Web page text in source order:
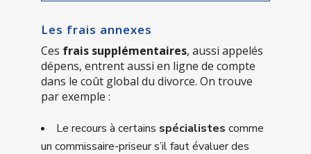
Les frais annexes
Ces frais supplémentaires, aussi appelés
dépens, entrent aussi en ligne de compte
dans le coût global du divorce. On trouve
par exemple :
Le recours à certains spécialistes comme
un commissaire-priseur s’il faut évaluer des